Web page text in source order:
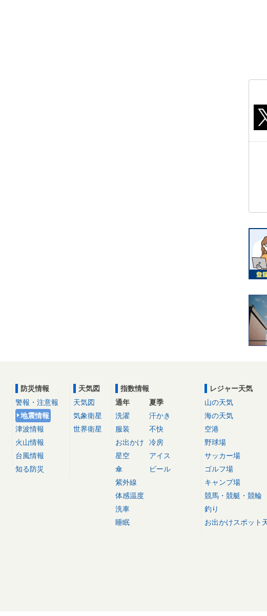
防災情報
警報・注意報
地震情報
津波情報
火山情報
台風情報
知る防災
天気図
天気図
気象衛星
世界衛星
指数情報
通年
洗濯
服装
お出かけ
星空
傘
紫外線
体感温度
洗車
睡眠
夏季
汗かき
不快
冷房
アイス
ビール
レジャー天気
山の天気
海の天気
空港
野球場
サッカー場
ゴルフ場
キャンプ場
競馬・競艇・競輪
釣り
お出かけスポット